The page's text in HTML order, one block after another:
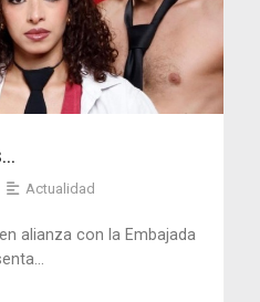
Actualidad
alianza con la Embajada